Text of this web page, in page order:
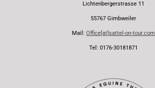
Lichtenbergerstrasse 11
55767 Gimbweiler
Mail: Office[at]sattel-on-tour.com
Tel: 0176-30181871